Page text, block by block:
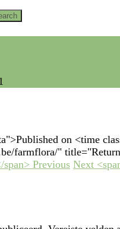
on <time
farmflora/"
Previous Next